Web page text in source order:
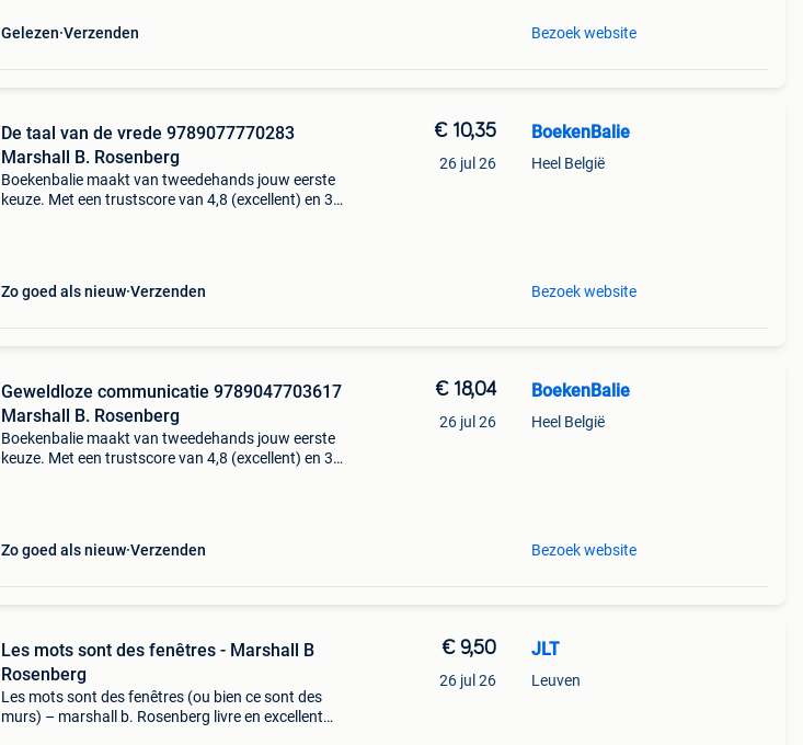
Gelezen Verzenden Bezoek website
De taal van de vrede 9789077770283
Marshall B. Rosenberg
Boekenbalie maakt van tweedehands jouw eerste
keuze. Met een trustscore van 4,8 (excellent) en 30
Zo goed als nieuw Verzenden
€ 10,35
26 jul 26
BoekenBalie
Heel België
Bezoek website
Geweldloze communicatie 9789047703617
Marshall B. Rosenberg
Boekenbalie maakt van tweedehands jouw eerste
keuze. Met een trustscore van 4,8 (excellent) en 30
Zo goed als nieuw Verzenden
€ 18,04
26 jul 26
BoekenBalie
Heel België
Bezoek website
Les mots sont des fenêtres - Marshall B
Rosenberg
Les mots sont des fenêtres (ou bien ce sont des
murs) – marshall b. Rosenberg livre en excellent
€ 9,50
26 jul 26
JLT
Leuven